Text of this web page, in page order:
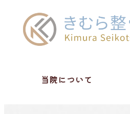
当院について